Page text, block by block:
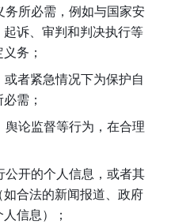
所必需，例如与国家安
诉、审判和判决执行等
务；
者紧急情况下为保护自
需；
论监督等行为，在合理
开的个人信息，或者其
合法的新闻报道、政府
信息）；